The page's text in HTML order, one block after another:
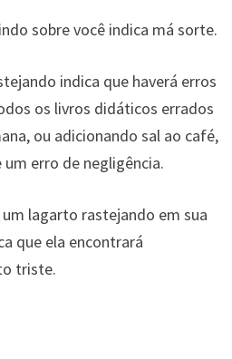
sobre você indica má sorte.
indica que haverá erros
os livros didáticos errados
ou adicionando sal ao café,
erro de negligência.
lagarto rastejando em sua
que ela encontrará
triste.